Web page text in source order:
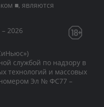
■, являются
2026
службой по надзору в
технологий и массовых
Эл № ФС77 –